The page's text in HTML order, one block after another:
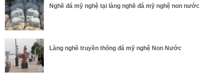
Nghề đá mỹ nghệ tại làng nghề đá mỹ nghệ non nước
Làng nghề truyền thống đá mỹ nghệ Non Nước